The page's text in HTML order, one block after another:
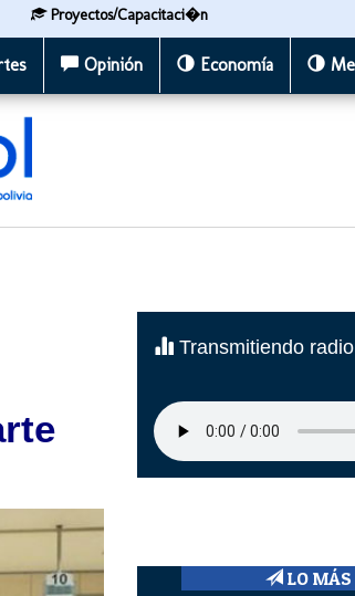
Proyectos/Capacitaci�n
Opinión Economía
Transmitiendo radio
LO